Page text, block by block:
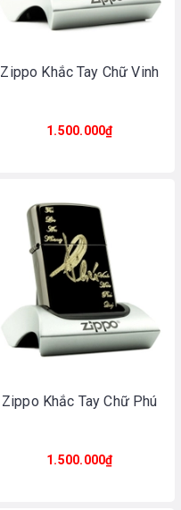
Zippo Khắc Tay Chữ Vinh
1.500.000₫
Zippo Khắc Tay Chữ Phú
1.500.000₫